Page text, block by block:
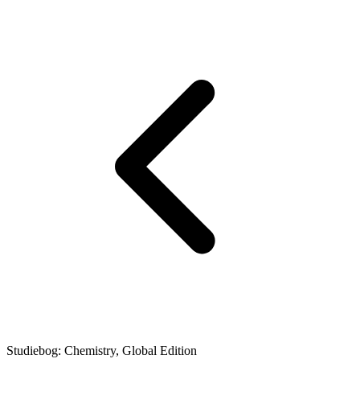
Studiebog: Chemistry, Global Edition